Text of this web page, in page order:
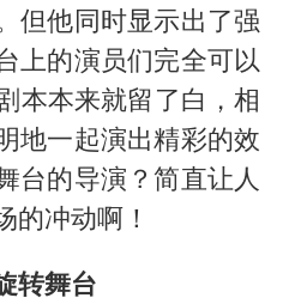
但他同时显示出了强
上的演员们完全可以
本本来就留了白，相
地一起演出精彩的效
台的导演？简直让人
的冲动啊！
转舞台